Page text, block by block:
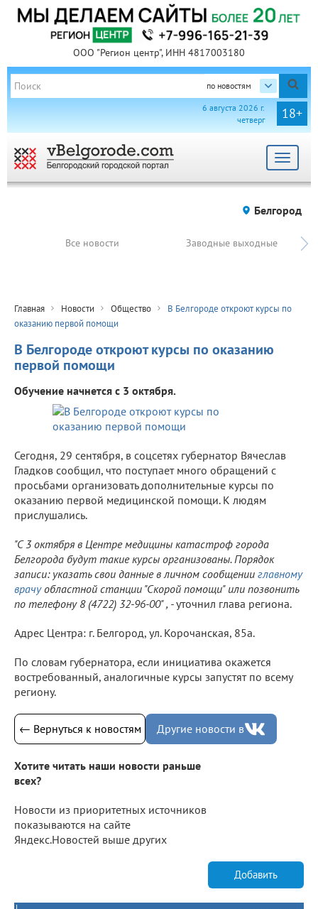
ООО "Регион центр", ИНН 4817003180
по новостям
18+
6 августа 2026 г.
четверг
Toggle
Белгород
Все новости Заводные выходные
Главная Новости Общество
В Белгороде откроют курсы по
оказанию первой помощи
В Белгороде откроют курсы по оказанию
первой помощи
Обучение начнется с 3 октября.
Сегодня, 29 сентября, в соцсетях губернатор Вячеслав
Гладков сообщил, что поступает много обращений с
просьбами организовать дополнительные курсы по
оказанию первой медицинской помощи. К людям
прислушались.
"С 3 октября в Центре медицины катастроф города
Белгорода будут такие курсы организованы. Порядок
записи: указать свои данные в личном сообщении главному
врачуобластной станции "Скорой помощи" или позвонить
по телефону 8 (4722) 32-96-00" , -уточнил глава региона.
Адрес Центра: г. Белгород, ул. Корочанская, 85а.
По словам губернатора, если инициатива окажется
востребованный, аналогичные курсы запустят по всему
региону.
← Вернуться к новостям Другие новости в
Хотите читать наши новости раньше
всех?
Новости из приоритетных источников
показываются на сайте
Яндекс.Новостей выше других
Добавить